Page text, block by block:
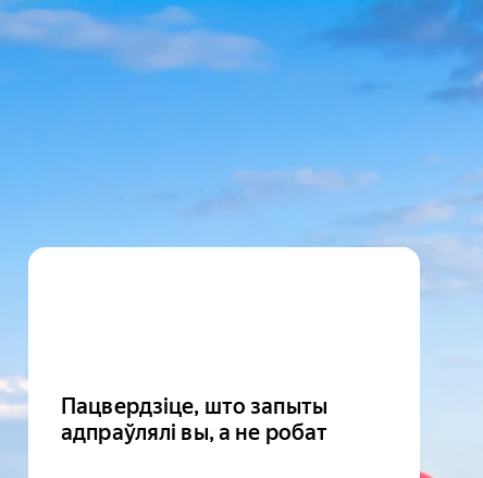
Пацвердзіце, што запыты
адпраўлялі вы, а не робат